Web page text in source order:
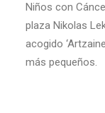
Niños con
plaza Nikolas
acogido
más pequeños.